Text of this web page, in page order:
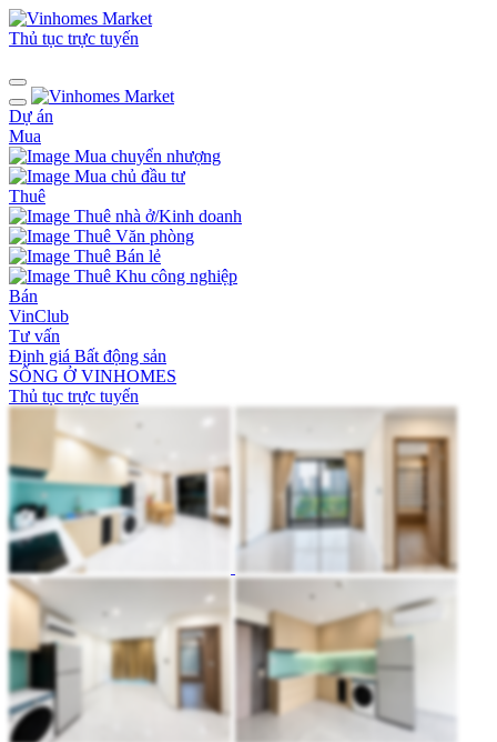
Thủ tục trực tuyến
Dự án
Mua
Mua chuyển nhượng
Mua chủ đầu tư
Thuê
Thuê nhà ở/Kinh doanh
Thuê Văn phòng
Thuê Bán lẻ
Thuê Khu công nghiệp
Bán
VinClub
Tư vấn
Định giá Bất động sản
SỐNG Ở VINHOMES
Thủ tục trực tuyến